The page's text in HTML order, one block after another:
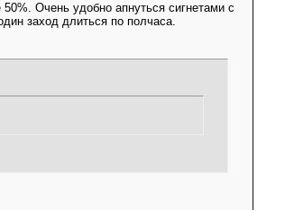
Очень удобно апнуться сигнетами с
заход длиться по полчаса.